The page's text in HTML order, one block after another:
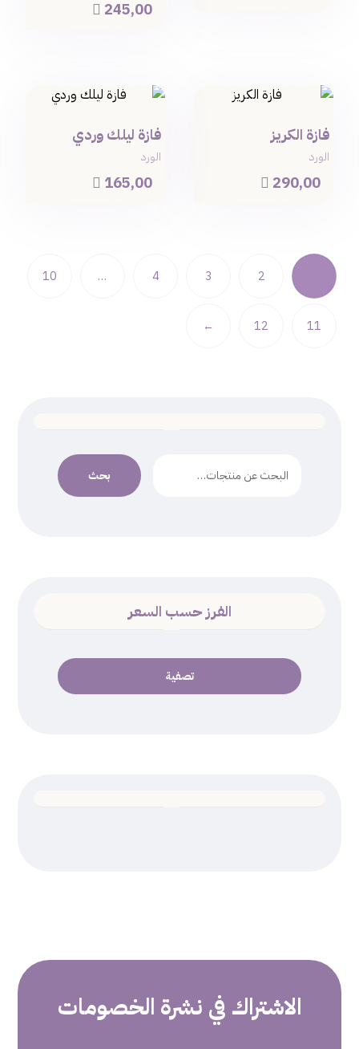
 245,00
فازة الكريز
الورد
 290,00
فازة ليلك وردي
الورد
 165,00
2
3
4
…
10
11
12
←
بحث
الفرز حسب السعر
تصفية
الاشتراك في نشرة الخصومات